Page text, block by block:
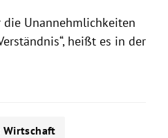
Unannehmlichkeiten
heißt es in der
Wirtschaft